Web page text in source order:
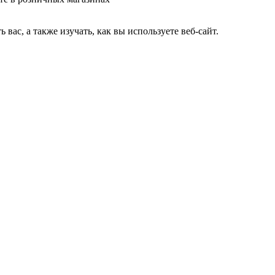
а также изучать, как вы используете веб-сайт.